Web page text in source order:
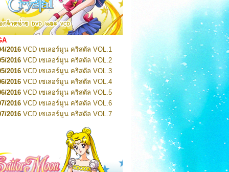
Pretty Guardian Sailor Moon Eternal
1
Pretty Guardian Sailor Moon Eternal
2
Pretty Guardian Sailor Moon Eternal
3
Pretty Guardian Sailor Moon Eternal
4
Pretty Guardian Sailor Moon Eternal
5
Pretty Guardian Sailor Moon Eternal
6
Pretty Guardian Sailor Moon Eternal
7
Pretty Guardian Sailor Moon Eternal
Pretty Guardian Sailor Moon Eternal
Pretty Guardian Sailor Moon Eternal
10
2026Code Name: Sailor V 1
2026Code Name: Sailor V 2
2016 VCD เซเลอร์มูน คริสตัล VOL.1
2016 VCD เซเลอร์มูน คริสตัล VOL.2
2016 VCD เซเลอร์มูน คริสตัล VOL.3
2016 VCD เซเลอร์มูน คริสตัล VOL.4
2016 VCD เซเลอร์มูน คริสตัล VOL.5
2016 VCD เซเลอร์มูน คริสตัล VOL.6
2016 VCD เซเลอร์มูน คริสตัล VOL.7
VCD เซเลอร์มูน คริสตัล VOL.9
VCD เซเลอร์มูน คริสตัล VOL.10
2016
VCD เซเลอร์มูน คริสตัล VOL.11
2016VCD เซเลอร์มูน คริสตัล VOL.12